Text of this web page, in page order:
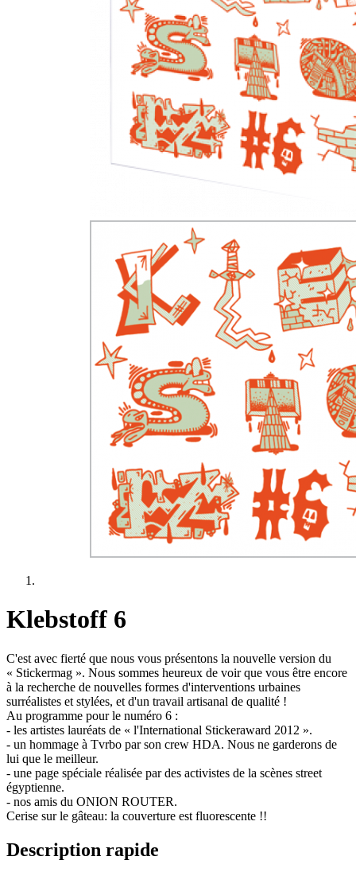
Klebstoff 6
C'est avec fierté que nous vous présentons la nouvelle version du
« Stickermag ». Nous sommes heureux de voir que vous être encore
à la recherche de nouvelles formes d'interventions urbaines
surréalistes et stylées, et d'un travail artisanal de qualité !
Au programme pour le numéro 6 :
- les artistes lauréats de « l'International Stickeraward 2012 ».
- un hommage à Tvrbo par son crew HDA. Nous ne garderons de
lui que le meilleur.
- une page spéciale réalisée par des activistes de la scènes street
égyptienne.
- nos amis du ONION ROUTER.
Cerise sur le gâteau: la couverture est fluorescente !!
Description rapide